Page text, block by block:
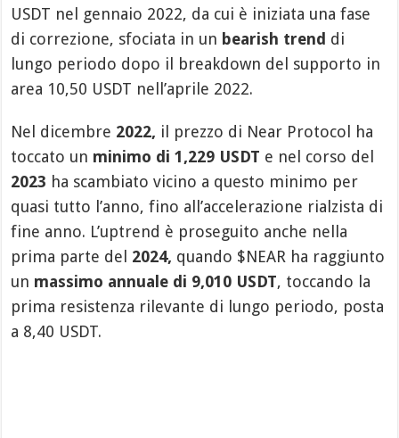
USDT nel gennaio 2022, da cui è iniziata una fase
di correzione, sfociata in un bearish trend di
lungo periodo dopo il breakdown del supporto in
area 10,50 USDT nell’aprile 2022.
Nel dicembre 2022, il prezzo di Near Protocol ha
toccato un minimo di 1,229 USDT e nel corso del
2023 ha scambiato vicino a questo minimo per
quasi tutto l’anno, fino all’accelerazione rialzista di
fine anno. L’uptrend è proseguito anche nella
prima parte del 2024, quando $NEAR ha raggiunto
un massimo annuale di 9,010 USDT, toccando la
prima resistenza rilevante di lungo periodo, posta
a 8,40 USDT.